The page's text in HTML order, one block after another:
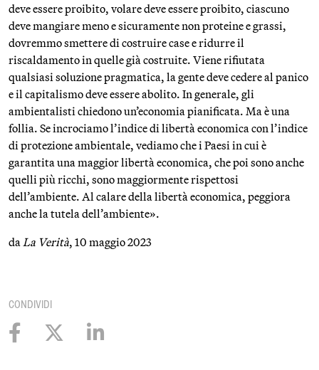
deve essere proibito, volare deve essere proibito, ciascuno
deve mangiare meno e sicuramente non proteine e grassi,
dovremmo smettere di costruire case e ridurre il
riscaldamento in quelle già costruite. Viene rifiutata
qualsiasi soluzione pragmatica, la gente deve cedere al panico
e il capitalismo deve essere abolito. In generale, gli
ambientalisti chiedono un’economia pianificata. Ma è una
follia. Se incrociamo l’indice di libertà economica con l’indice
di protezione ambientale, vediamo che i Paesi in cui è
garantita una maggior libertà economica, che poi sono anche
quelli più ricchi, sono maggiormente rispettosi
dell’ambiente. Al calare della libertà economica, peggiora
anche la tutela dell’ambiente».
daLa Verità, 10 maggio 2023
CONDIVIDI